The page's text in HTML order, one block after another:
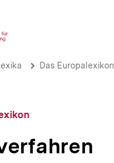
Das Europalexikon